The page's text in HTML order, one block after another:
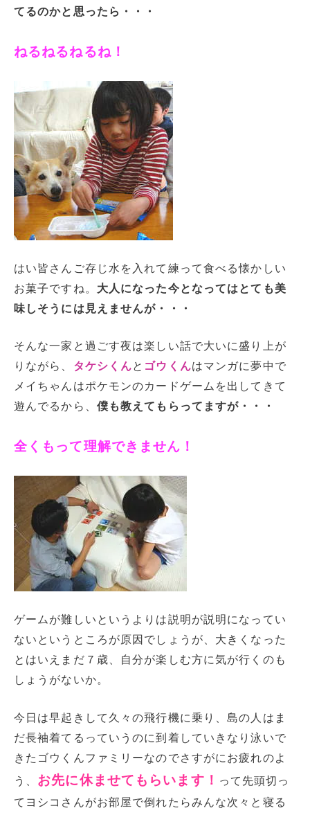
てるのかと思ったら・・・
ねるねるねるね！
はい皆さんご存じ水を入れて練って食べる懐かしい
お菓子ですね。 大人になった今となってはとても美
味しそうには見えませんが・・・
そんな一家と過ごす夜は楽しい話で大いに盛り上が
りながら、 タケシくんと ゴウくんはマンガに夢中で
メイちゃんはポケモンのカードゲームを出してきて
遊んでるから、 僕も教えてもらってますが・・・
全くもって理解できません！
ゲームが難しいというよりは説明が説明になってい
ないというところが原因でしょうが、大きくなった
とはいえまだ７歳、自分が楽しむ方に気が行くのも
しょうがないか。
今日は早起きして久々の飛行機に乗り、島の人はま
だ長袖着てるっていうのに到着していきなり泳いで
きたゴウくんファミリーなのでさすがにお疲れのよ
う、 お先に休ませてもらいます！ って先頭切っ
てヨシコさんがお部屋で倒れたらみんな次々と寝る